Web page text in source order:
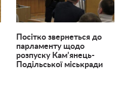
Посітко звернеться до
парламенту щодо
розпуску Кам’янець-
Подільської міськради